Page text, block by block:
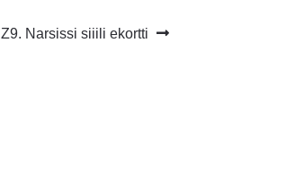
Seuraava
Z9. Narsissi siiili ekortti